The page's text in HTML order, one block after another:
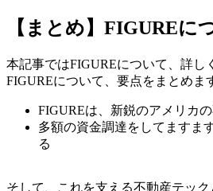
【まとめ】FIGUREに
本記事ではFIGUREについて、詳し
FIGUREについて、要点をまとめま
FIGUREは、新鋭のアメリカ
多額の資金調達をしてますま
る
そして、これを支える不動産テッ